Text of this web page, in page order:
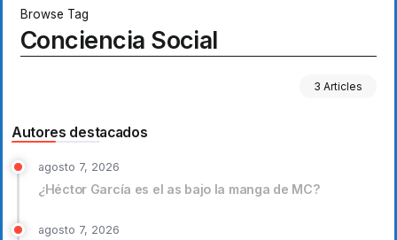
Browse Tag
Conciencia Social
3 Articles
Autores destacados
agosto 7, 2026
¿Héctor García es el as bajo la manga de MC?
agosto 7, 2026